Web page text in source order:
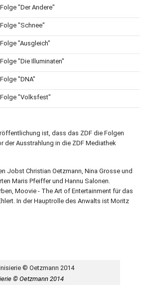
"Der Andere"
"Schnee"
"Ausgleich"
"Die Illuminaten"
"DNA"
"Volksfest"
ist, dass das ZDF die Folgen
der Ausstrahlung in die ZDF Mediathek
Jobst Christian Oetzmann, Nina Grosse und
Maris Pfeiffer und Hannu Salonen.
Moovie - The Art of Entertainment für das
In der Hauptrolle des Anwalts ist Moritz
© Oetzmann 2014